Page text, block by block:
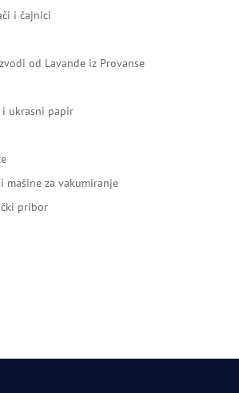
i čajnici
od Lavande iz Provanse
i ukrasni papir
mašine za vakumiranje
pribor